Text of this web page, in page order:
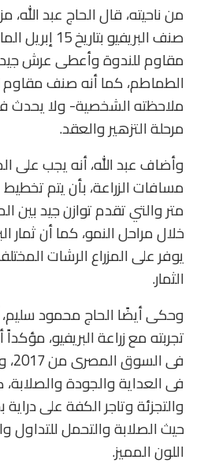
من ناحيته، قال الحاج عبد الله،
صنف البريفيو
مقاوم للندوة وأعطى عرش جيد
الطماطم، كما أنه صنف
ملاحظته الشخصية- ولا يحدث
مرحلة التزهير والعقد.
وأضاف عبد الله، أنه يجب على
متر والتي تقدم توازن جيد بين
خلال مراحل النمو، كما أن ثمار
يوفر على المزراع الرشات
الثمار.
وحكى أيضًا الحاج محمود سليم،
تجربته مع زراعة البريفيو،
فى
فى العداية والجودة والصلابة،
والتجزئة وتاجر الكفة على
حيث الصلابة والتحمل
اللون المميز.